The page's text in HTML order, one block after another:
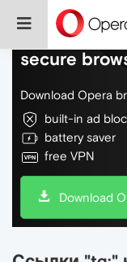
Do more on
secure
Download Opera
built-in ad
battery saver
free VPN
Download